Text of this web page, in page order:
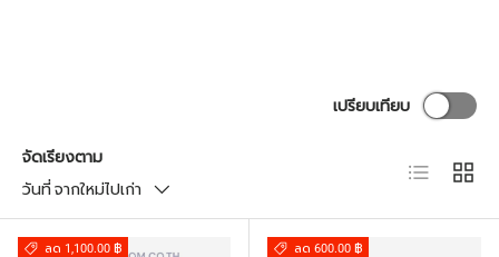
จัดเรียงตาม
วันที่ จากใหม่ไปเก่า
เปรียบเทียบ
มุมมองราย
ตาราง
ลด 1,100.00 ฿ ลด 600.00 ฿